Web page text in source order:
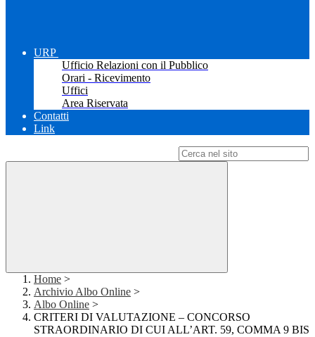
URP
Ufficio Relazioni con il Pubblico
Orari - Ricevimento
Uffici
Area Riservata
Contatti
Link
Home >
Archivio Albo Online >
Albo Online >
CRITERI DI VALUTAZIONE – CONCORSO
STRAORDINARIO DI CUI ALL’ART. 59, COMMA 9 BIS